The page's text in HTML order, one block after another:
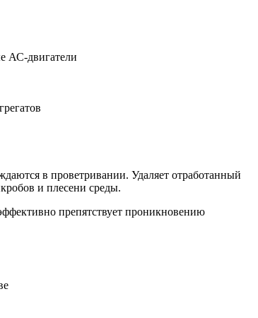
АС-двигатели
в проветривании. Удаляет отработанный
и плесени среды.
препятствует проникновению